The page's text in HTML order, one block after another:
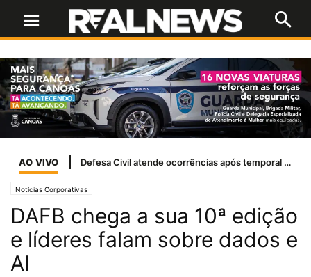
AO VIVO Defesa Civil atende ocorrências após temporal com ventos de até 100 km/h em Cachoeirinha
Notícias Corporativas
DAFB chega a sua 10ª edição
e líderes falam sobre dados e
AI